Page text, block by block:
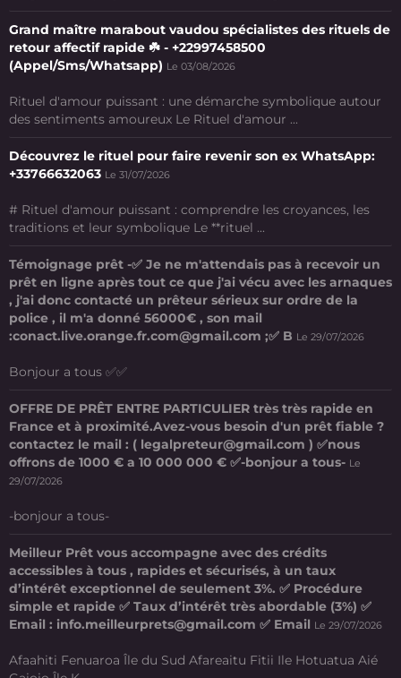
Grand maître marabout vaudou spécialistes des rituels de
retour affectif rapide ☘️ - +22997458500
(Appel/Sms/Whatsapp) Le 03/08/2026
Rituel d'amour puissant : une démarche symbolique autour
des sentiments amoureux Le Rituel d'amour ...
Découvrez le rituel pour faire revenir son ex WhatsApp:
+33766632063 Le 31/07/2026
# Rituel d'amour puissant : comprendre les croyances, les
traditions et leur symbolique Le **rituel ...
Témoignage prêt -✅ Je ne m'attendais pas à recevoir un
prêt en ligne après tout ce que j'ai vécu avec les arnaques
, j'ai donc contacté un prêteur sérieux sur ordre de la
police , il m'a donné 56000€ , son mail
:conact.live.orange.fr.com@gmail.com ;✅ B Le 29/07/2026
Bonjour a tous ✅✅
OFFRE DE PRÊT ENTRE PARTICULIER très très rapide en
France et à proximité.Avez-vous besoin d'un prêt fiable ?
contactez le mail : ( legalpreteur@gmail.com ) ✅nous
offrons de 1000 € a 10 000 000 € ✅-bonjour a tous- Le
29/07/2026
-bonjour a tous-
Meilleur Prêt vous accompagne avec des crédits
accessibles à tous , rapides et sécurisés, à un taux
d’intérêt exceptionnel de seulement 3%. ✅ Procédure
simple et rapide ✅ Taux d’intérêt très abordable (3%) ✅
Email : info.meilleurprets@gmail.com ✅ Email Le 29/07/2026
Afaahiti Fenuaroa Île du Sud Afareaitu Fitii Ile Hotuatua Aié